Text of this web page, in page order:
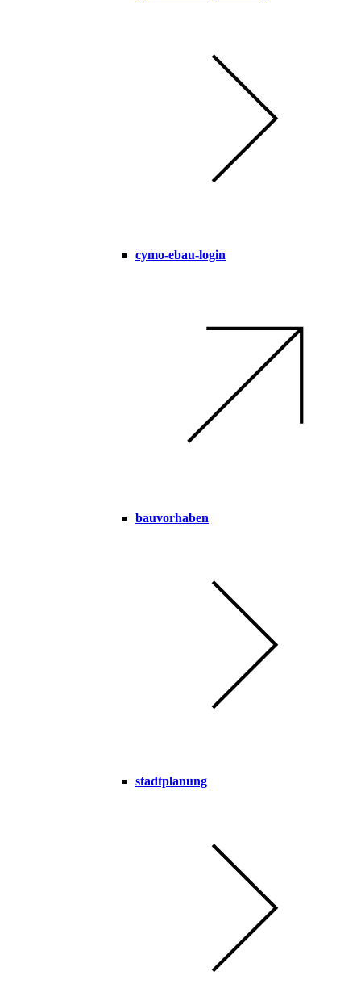
cymo-ebau-login
bauvorhaben
stadtplanung